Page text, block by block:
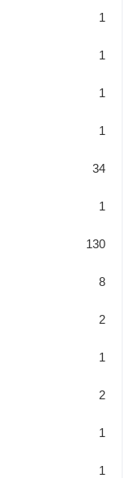
1
1
1
1
34
1
130
8
2
1
2
1
1